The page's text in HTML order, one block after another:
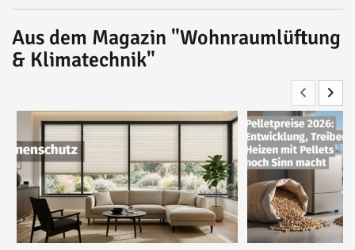
Aus dem Magazin "Wohnraumlüftung
& Klimatechnik"